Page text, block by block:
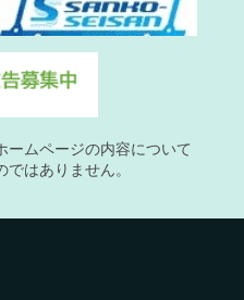
ームページの内容について
はありません。